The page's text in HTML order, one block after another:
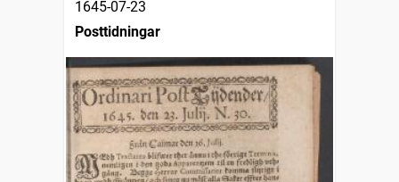
1645-07-23
Posttidningar